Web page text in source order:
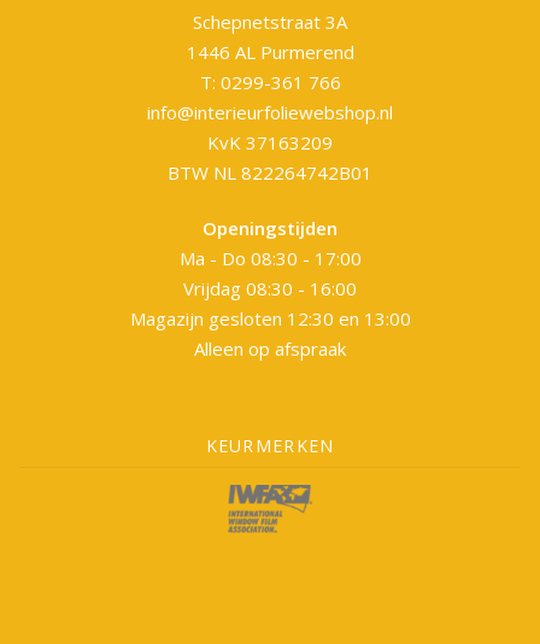
Schepnetstraat 3A
1446 AL Purmerend
T: 0299-361 766
info@interieurfoliewebshop.nl
KvK 37163209
BTW NL 822264742B01
Openingstijden
Ma - Do 08:30 - 17:00
Vrijdag 08:30 - 16:00
Magazijn gesloten 12:30 en 13:00
Alleen op afspraak
KEURMERKEN